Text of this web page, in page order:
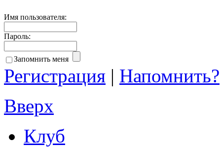
Имя пользователя:
Пароль:
Запомнить меня
Регистрация | Напомнить?
Вверх
Клуб